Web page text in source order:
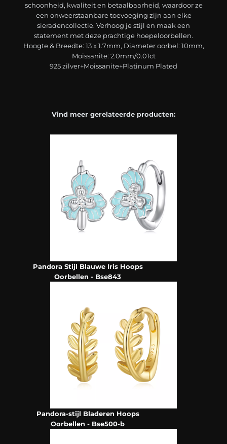
schoonheid, kwaliteit en betaalbaarheid, waardoor ze
een onweerstaanbare toevoeging zijn aan elke
sieradencollectie. Verhoog je stijl en maak een
statement met deze prachtige hoepeloorbellen.
Hoogte & Breedte: 13 x 1.7mm, Diameter oorbel: 10mm,
Moissanite: 2.0mm/0.01ct
925 zilver+Moissanite+Platinum Plated
Vind meer gerelateerde producten:
Pandora Stijl Blauwe Iris Hoops
Oorbellen - Bse843
Pandora-stijl Bladeren Hoops
Oorbellen - Bse500-b